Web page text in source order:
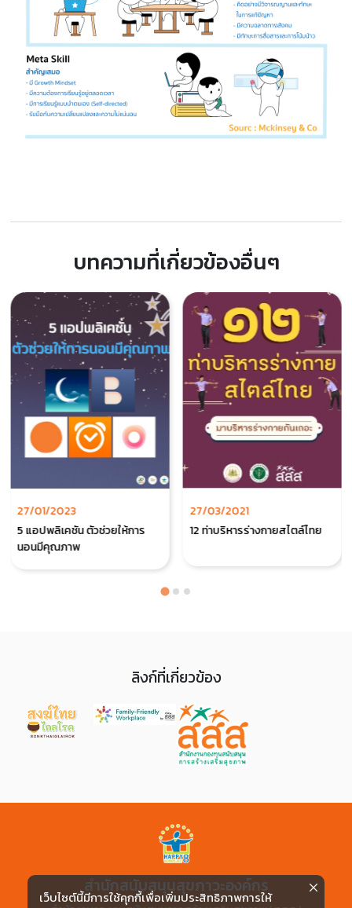
บทความที่เกี่ยวข้องอื่นๆ
27/01/2023
5 แอปพลิเคชัน ตัวช่วยให้การ
นอนมีคุณภาพ
27/03/2021
12 ท่าบริหารร่างกายสไตล์ไทย
ลิงก์ที่เกี่ยวข้อง
สำนักสนับสนุนสุขภาวะองค์กร
เว็บไซต์นี้มีการใช้คุกกี้เพื่อเพิ่มประสิทธิภาพการให้